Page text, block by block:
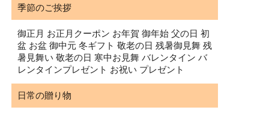
季節のご挨拶
御正月 お正月クーポン お年賀 御年始 父の日 初
盆 お盆 御中元 冬ギフト 敬老の日 残暑御見舞 残
暑見舞い 敬老の日 寒中お見舞 バレンタイン バ
レンタインプレゼント お祝い プレゼント
日常の贈り物